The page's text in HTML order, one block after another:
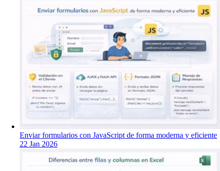
Enviar formularios con JavaScript de forma moderna y eficiente
22 Jan 2026